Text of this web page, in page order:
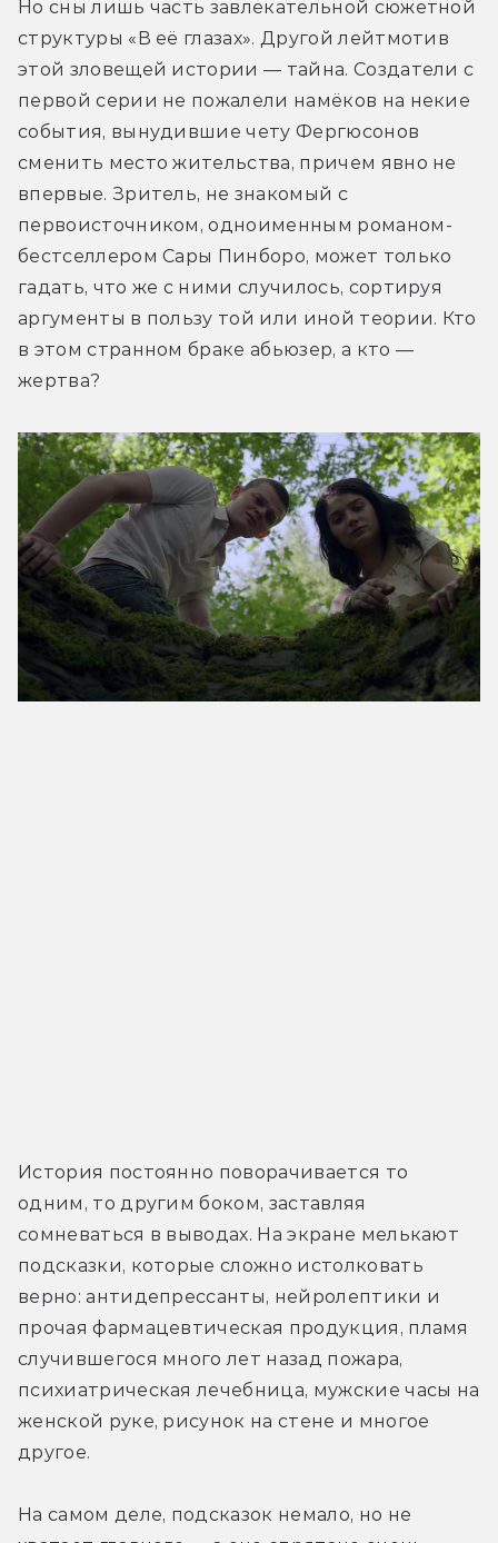
Но сны лишь часть завлекательной сюжетной
структуры «В её глазах». Другой лейтмотив
этой зловещей истории — тайна. Создатели с
первой серии не пожалели намёков на некие
события, вынудившие чету Фергюсонов
сменить место жительства, причем явно не
впервые. Зритель, не знакомый с
первоисточником, одноименным романом-
бестселлером Сары Пинборо, может только
гадать, что же с ними случилось, сортируя
аргументы в пользу той или иной теории. Кто
в этом странном браке абьюзер, а кто —
жертва?
История постоянно поворачивается то
одним, то другим боком, заставляя
сомневаться в выводах. На экране мелькают
подсказки, которые сложно истолковать
верно: антидепрессанты, нейролептики и
прочая фармацевтическая продукция, пламя
случившегося много лет назад пожара,
психиатрическая лечебница, мужские часы на
женской руке, рисунок на стене и многое
другое.
На самом деле, подсказок немало, но не